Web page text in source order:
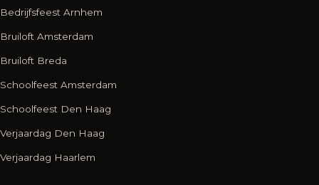
Bedrijfsfeest Arnhem
Bruiloft Amsterdam
Bruiloft Breda
Schoolfeest Amsterdam
Schoolfeest Den Haag
Verjaardag Den Haag
Verjaardag Haarlem